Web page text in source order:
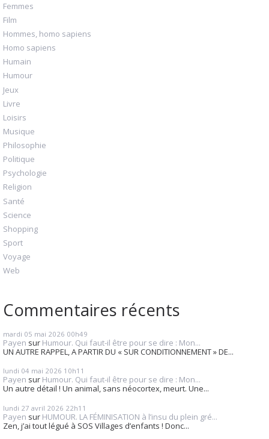
Femmes
Film
Hommes, homo sapiens
Homo sapiens
Humain
Humour
Jeux
Livre
Loisirs
Musique
Philosophie
Politique
Psychologie
Religion
Santé
Science
Shopping
Sport
Voyage
Web
Commentaires récents
mardi 05 mai 2026 00h49
Payen sur Humour. Qui faut-il être pour se dire : Mon...
UN AUTRE RAPPEL, A PARTIR DU « SUR CONDITIONNEMENT » DE...
lundi 04 mai 2026 10h11
Payen sur Humour. Qui faut-il être pour se dire : Mon...
Un autre détail ! Un animal, sans néocortex, meurt. Une...
lundi 27 avril 2026 22h11
Payen sur HUMOUR. LA FÉMINISATION à l’insu du plein gré...
Zen, j’ai tout légué à SOS Villages d’enfants ! Donc...